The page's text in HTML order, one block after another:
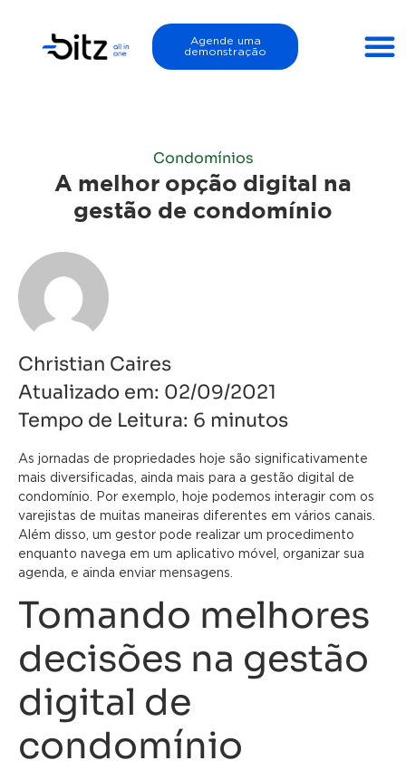
Agende uma
demonstração
Condomínios
A melhor opção digital na
gestão de condomínio
Christian Caires
Atualizado em: 02/09/2021
Tempo de Leitura: 6 minutos
As jornadas de propriedades hoje são significativamente
mais diversificadas, ainda mais para a gestão digital de
condomínio. Por exemplo, hoje podemos interagir com os
varejistas de muitas maneiras diferentes em vários canais.
Além disso, um gestor pode realizar um procedimento
enquanto navega em um aplicativo móvel, organizar sua
agenda, e ainda enviar mensagens.
Tomando melhores
decisões na gestão
digital de
condomínio